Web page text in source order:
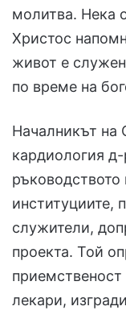
молитва. Нека
Христос
живот е
по време на
Началникът на
кардиология
ръководството
институциите,
служители,
проекта. Той
лекари,